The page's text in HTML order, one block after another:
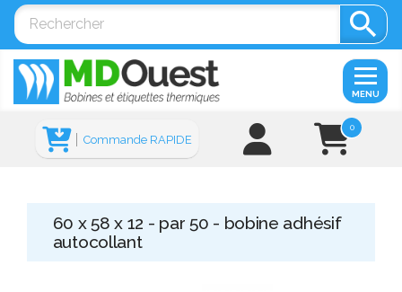

0
Commande RAPIDE
MENU
60 x 58 x 12 - par 50 - bobine adhésif
autocollant